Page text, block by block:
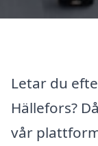
Letar du
Hällefors?
vår